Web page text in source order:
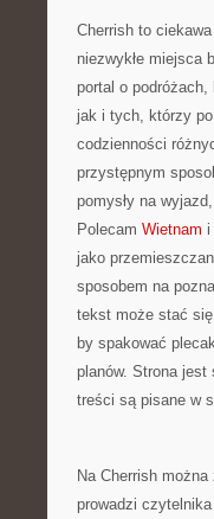
Cherrish to
niezwykłe miejsca
portal o
jak i tych, którzy
codzienności
przystępnym
pomysły na
Polecam Wietnam i
jako
sposobem na
tekst może stać
by spakować
planów. Strona jest
treści są pisane w
Na Cherrish
prowadzi